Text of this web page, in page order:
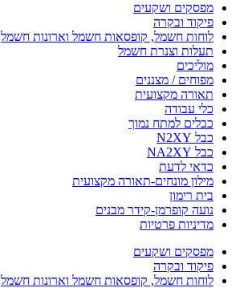
מפסקים ושקעים
פיקוד ובקרה
לוחות חשמל, קופסאות חשמל וארונות חשמל
תעלות וצנרת חשמל
מוליכים
מפוחים / מצננים
תאורה מקצועית
כלי עבודה
כבלים למתח נמוך
כבל N2XY
כבל NA2XY
כדאי לדעת
מילון מונחים-תאורה מקצועית
בית רימון
נועה קופרמן-קידר מבנים
מדיניות פרטיות
מפסקים ושקעים
פיקוד ובקרה
לוחות חשמל, קופסאות חשמל וארונות חשמל